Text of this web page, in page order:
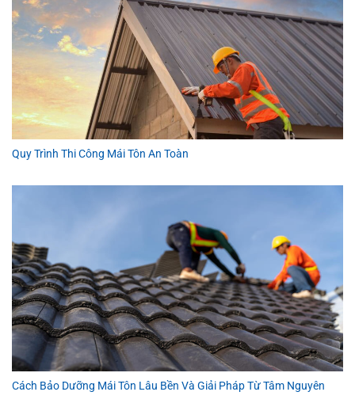
Quy Trình Thi Công Mái Tôn An Toàn
Cách Bảo Dưỡng Mái Tôn Lâu Bền Và Giải Pháp Từ Tâm Nguyên